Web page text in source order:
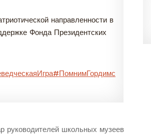
направленности в
Фонда Президентских
#ПомнимГордимс
руководителей школьных музеев